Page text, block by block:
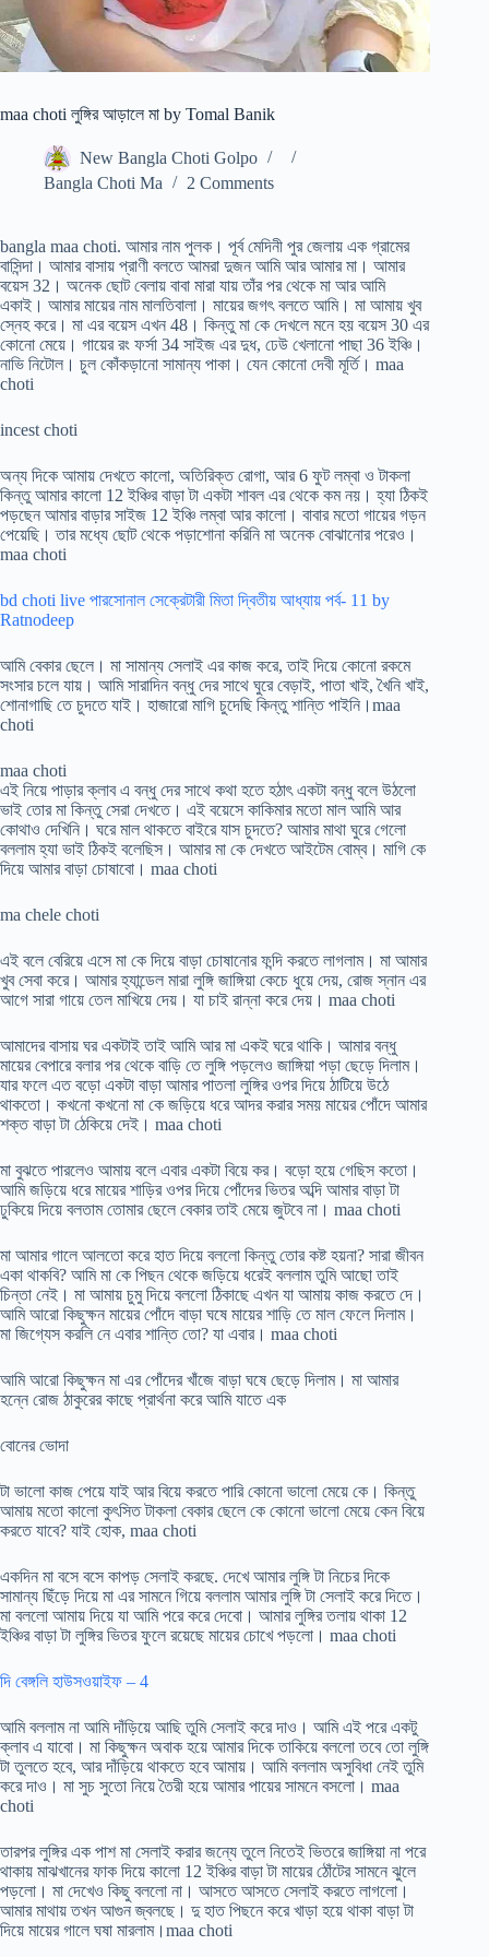
maa choti লুঙ্গির আড়ালে মা by Tomal Banik
New Bangla Choti Golpo
Bangla Choti Ma
2 Comments
bangla maa choti. আমার নাম পুলক। পূর্ব মেদিনী পুর জেলায় এক গ্রামের
বাসিন্দা। আমার বাসায় প্রাণী বলতে আমরা দুজন আমি আর আমার মা। আমার
বয়েস 32। অনেক ছোট বেলায় বাবা মারা যায় তাঁর পর থেকে মা আর আমি
একাই। আমার মায়ের নাম মালতিবালা। মায়ের জগৎ বলতে আমি। মা আমায় খুব
স্নেহ করে। মা এর বয়েস এখন 48। কিন্তু মা কে দেখলে মনে হয় বয়েস 30 এর
কোনো মেয়ে। গায়ের রং ফর্সা 34 সাইজ এর দুধ, ঢেউ খেলানো পাছা 36 ইঞ্চি।
নাভি নিটোল। চুল কোঁকড়ানো সামান্য পাকা। যেন কোনো দেবী মূর্তি। maa
choti
incest choti
অন্য দিকে আমায় দেখতে কালো, অতিরিক্ত রোগা, আর 6 ফুট লম্বা ও টাকলা
কিন্তু আমার কালো 12 ইঞ্চির বাড়া টা একটা শাবল এর থেকে কম নয়। হ্যা ঠিকই
পড়ছেন আমার বাড়ার সাইজ 12 ইঞ্চি লম্বা আর কালো। বাবার মতো গায়ের গড়ন
পেয়েছি। তার মধ্যে ছোট থেকে পড়াশোনা করিনি মা অনেক বোঝানোর পরেও।
maa choti
bd choti live পারসোনাল সেক্রেটারী মিতা দ্বিতীয় আধ্যায় পর্ব- 11 by
Ratnodeep
আমি বেকার ছেলে। মা সামান্য সেলাই এর কাজ করে, তাই দিয়ে কোনো রকমে
সংসার চলে যায়। আমি সারাদিন বন্ধু দের সাথে ঘুরে বেড়াই, পাতা খাই, খৈনি খাই,
শোনাগাছি তে চুদতে যাই। হাজারো মাগি চুদেছি কিন্তু শান্তি পাইনি।maa
choti
maa choti
এই নিয়ে পাড়ার ক্লাব এ বন্ধু দের সাথে কথা হতে হঠাৎ একটা বন্ধু বলে উঠলো
ভাই তোর মা কিন্তু সেরা দেখতে। এই বয়েসে কাকিমার মতো মাল আমি আর
কোথাও দেখিনি। ঘরে মাল থাকতে বাইরে যাস চুদতে? আমার মাথা ঘুরে গেলো
বললাম হ্যা ভাই ঠিকই বলেছিস। আমার মা কে দেখতে আইটেম বোম্ব। মাগি কে
দিয়ে আমার বাড়া চোষাবো। maa choti
ma chele choti
এই বলে বেরিয়ে এসে মা কে দিয়ে বাড়া চোষানোর ফন্দি করতে লাগলাম। মা আমার
খুব সেবা করে। আমার হ্যান্ডেল মারা লুঙ্গি জাঙ্গিয়া কেচে ধুয়ে দেয়, রোজ স্নান এর
আগে সারা গায়ে তেল মাখিয়ে দেয়। যা চাই রান্না করে দেয়। maa choti
আমাদের বাসায় ঘর একটাই তাই আমি আর মা একই ঘরে থাকি। আমার বন্ধু
মায়ের বেপারে বলার পর থেকে বাড়ি তে লুঙ্গি পড়লেও জাঙ্গিয়া পড়া ছেড়ে দিলাম।
যার ফলে এত বড়ো একটা বাড়া আমার পাতলা লুঙ্গির ওপর দিয়ে ঠাটিয়ে উঠে
থাকতো। কখনো কখনো মা কে জড়িয়ে ধরে আদর করার সময় মায়ের পোঁদে আমার
শক্ত বাড়া টা ঠেকিয়ে দেই। maa choti
মা বুঝতে পারলেও আমায় বলে এবার একটা বিয়ে কর। বড়ো হয়ে গেছিস কতো।
আমি জড়িয়ে ধরে মায়ের শাড়ির ওপর দিয়ে পোঁদের ভিতর অব্দি আমার বাড়া টা
ঢুকিয়ে দিয়ে বলতাম তোমার ছেলে বেকার তাই মেয়ে জুটবে না। maa choti
মা আমার গালে আলতো করে হাত দিয়ে বললো কিন্তু তোর কষ্ট হয়না? সারা জীবন
একা থাকবি? আমি মা কে পিছন থেকে জড়িয়ে ধরেই বললাম তুমি আছো তাই
চিন্তা নেই। মা আমায় চুমু দিয়ে বললো ঠিকাছে এখন যা আমায় কাজ করতে দে।
আমি আরো কিছুক্ষন মায়ের পোঁদে বাড়া ঘষে মায়ের শাড়ি তে মাল ফেলে দিলাম।
মা জিগ্যেস করলি নে এবার শান্তি তো? যা এবার। maa choti
আমি আরো কিছুক্ষন মা এর পোঁদের খাঁজে বাড়া ঘষে ছেড়ে দিলাম। মা আমার
হন্নে রোজ ঠাকুরের কাছে প্রার্থনা করে আমি যাতে এক
বোনের ভোদা
টা ভালো কাজ পেয়ে যাই আর বিয়ে করতে পারি কোনো ভালো মেয়ে কে। কিন্তু
আমায় মতো কালো কুৎসিত টাকলা বেকার ছেলে কে কোনো ভালো মেয়ে কেন বিয়ে
করতে যাবে? যাই হোক, maa choti
একদিন মা বসে বসে কাপড় সেলাই করছে. দেখে আমার লুঙ্গি টা নিচের দিকে
সামান্য ছিঁড়ে দিয়ে মা এর সামনে গিয়ে বললাম আমার লুঙ্গি টা সেলাই করে দিতে।
মা বললো আমায় দিয়ে যা আমি পরে করে দেবো। আমার লুঙ্গির তলায় থাকা 12
ইঞ্চির বাড়া টা লুঙ্গির ভিতর ফুলে রয়েছে মায়ের চোখে পড়লো। maa choti
দি বেঙ্গলি হাউসওয়াইফ – 4
আমি বললাম না আমি দাঁড়িয়ে আছি তুমি সেলাই করে দাও। আমি এই পরে একটু
ক্লাব এ যাবো। মা কিছুক্ষন অবাক হয়ে আমার দিকে তাকিয়ে বললো তবে তো লুঙ্গি
টা তুলতে হবে, আর দাঁড়িয়ে থাকতে হবে আমায়। আমি বললাম অসুবিধা নেই তুমি
করে দাও। মা সুচ সুতো নিয়ে তৈরী হয়ে আমার পায়ের সামনে বসলো। maa
choti
তারপর লুঙ্গির এক পাশ মা সেলাই করার জন্যে তুলে নিতেই ভিতরে জাঙ্গিয়া না পরে
থাকায় মাঝখানের ফাক দিয়ে কালো 12 ইঞ্চির বাড়া টা মায়ের ঠোঁটের সামনে ঝুলে
পড়লো। মা দেখেও কিছু বললো না। আসতে আসতে সেলাই করতে লাগলো।
আমার মাথায় তখন আগুন জ্বলছে। দু হাত পিছনে করে খাড়া হয়ে থাকা বাড়া টা
দিয়ে মায়ের গালে ঘষা মারলাম।maa choti